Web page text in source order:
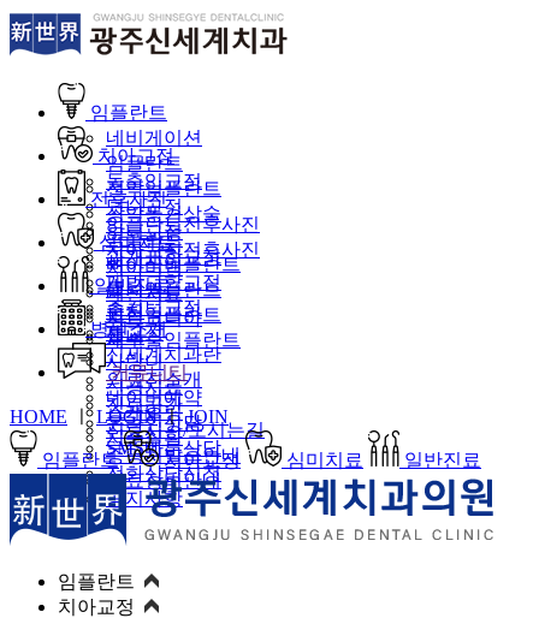
임플란트
네비게이션
임플란트
전악임플란트
상악동거상술
임플란트
뼈이식임플란트
틀니임플란트
보험임플란트
재수술임플란트
치아교정
돌출입교정
덧니교정
앞니교정
과개교합교정
개방교합교정
주걱턱교정
재교정
전후사진
임플란트전후사진
치아교정전후사진
심미치료
치아미백
레진치료
지르코니아
일반진료
충치
틀니
사랑니
신경치료
스케일링
치주질환
병원소개
신세계치과란
의료진소개
진료공간
진료시간/오시는길
증명서발급안내
진료장비안내
커뮤니티
네이버예약
온라인상담
SMS빠른상담
전화상담신청
공지사항
HOME ㅣLOGINㅣJOIN
임플란트 치아교정 심미치료 일반진료
임플란트
치아교정